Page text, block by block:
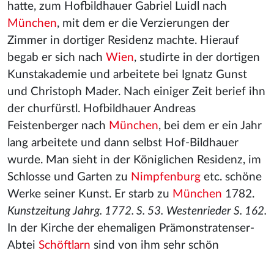
hatte, zum Hofbildhauer Gabriel Luidl nach
München, mit dem er die Verzierungen der
Zimmer in dortiger Residenz machte. Hierauf
begab er sich nach Wien, studirte in der dortigen
Kunstakademie und arbeitete bei Ignatz Gunst
und Christoph Mader. Nach einiger Zeit berief ihn
der churfürstl. Hofbildhauer Andreas
Feistenberger nach München, bei dem er ein Jahr
lang arbeitete und dann selbst Hof-Bildhauer
wurde. Man sieht in der Königlichen Residenz, im
Schlosse und Garten zu Nimpfenburg etc. schöne
Werke seiner Kunst. Er starb zu München 1782.
Kunstzeitung Jahrg. 1772. S. 53. Westenrieder S. 162.
In der Kirche der ehemaligen Prämonstratenser-
Abtei Schöftlarn sind von ihm sehr schön